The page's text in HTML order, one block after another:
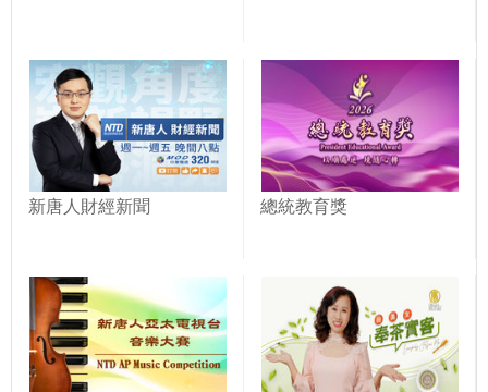
新唐人財經新聞 總統教育獎